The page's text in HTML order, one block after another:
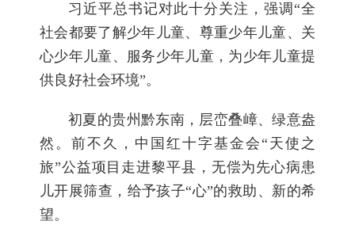
习近平总书记对此十分关注，强调“全
社会都要了解少年儿童、尊重少年儿童、关
心少年儿童、服务少年儿童，为少年儿童提
供良好社会环境”。
初夏的贵州黔东南，层峦叠嶂、绿意盎
然。前不久，中国红十字基金会“天使之
旅”公益项目走进黎平县，无偿为先心病患
儿开展筛查，给予孩子“心”的救助、新的希
望。